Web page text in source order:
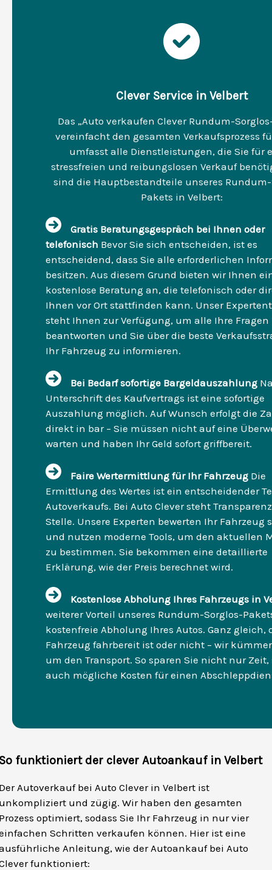
Clever Service in Velbert
Das „Auto verkaufen Clever Rundum-
vereinfacht den gesamten Verkaufsprozess
umfasst alle Dienstleistungen, die Sie für
stressfreien und reibungslosen Verkauf
sind die Hauptbestandteile unseres
Pakets in Velbert:
Gratis Beratungsgespräch bei Ihnen oder
telefonisch Bevor Sie sich entscheiden, ist es
entscheidend, dass Sie alle erforderlichen
besitzen. Aus diesem Grund bieten wir Ihnen
kostenlose Beratung an, die telefonisch oder
Ihnen vor Ort stattfinden kann. Unser
steht Ihnen zur Verfügung, um alle Ihre Fragen
beantworten und Sie über die beste
Ihr Fahrzeug zu informieren.
Bei Bedarf sofortige Bargeldauszahlung
Unterschrift des Kaufvertrags ist eine sofortige
Auszahlung möglich. Auf Wunsch erfolgt die
direkt in bar – Sie müssen nicht auf eine
warten und haben Ihr Geld sofort griffbereit.
Faire Wertermittlung für Ihr Fahrzeug Die
Ermittlung des Wertes ist ein entscheidender
Autoverkaufs. Bei Auto Clever steht
Stelle. Unsere Experten bewerten Ihr Fahrzeug
und nutzen moderne Tools, um den aktuellen
zu bestimmen. Sie bekommen eine detaillierte
Erklärung, wie der Preis berechnet wird.
Kostenlose Abholung Ihres Fahrzeugs in
weiterer Vorteil unseres Rundum-Sorglos-
kostenfreie Abholung Ihres Autos. Ganz gleich,
Fahrzeug fahrbereit ist oder nicht – wir
um den Transport. So sparen Sie nicht nur Zeit,
auch mögliche Kosten für einen
funktioniert der clever Autoankauf in Velbert
Autoverkauf bei Auto Clever in Velbert ist
und zügig. Wir haben den gesamten
optimiert, sodass Sie Ihr Fahrzeug in nur vier
Schritten verkaufen können. Hier ist eine
Anleitung, wie der Autoankauf bei Auto
funktioniert: